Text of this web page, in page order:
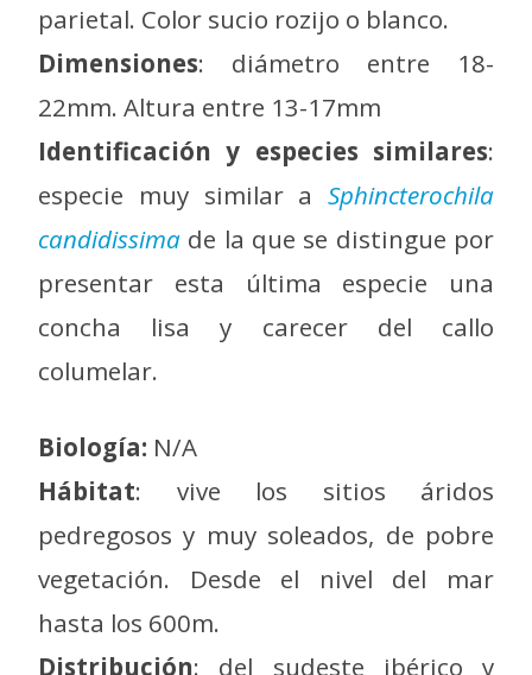
parietal. Color sucio rozijo o blanco.
Dimensiones: diámetro entre 18-
22mm. Altura entre 13-17mm
Identificación y especies similares:
especie muy similar a Sphincterochila
candidissima de la que se distingue por
presentar esta última especie una
concha lisa y carecer del callo
columelar.
Biología: N/A
Hábitat: vive los sitios áridos
pedregosos y muy soleados, de pobre
vegetación. Desde el nivel del mar
hasta los 600m.
Distribución: del sudeste ibérico y